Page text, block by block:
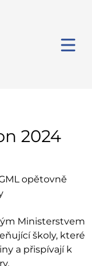
2024
opětovně
Ministerstvem
školy, které
a přispívají k